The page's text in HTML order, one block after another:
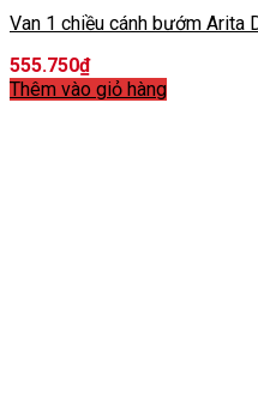
Van 1 chiều cánh bướm Arita
555.750₫
Thêm vào giỏ hàng